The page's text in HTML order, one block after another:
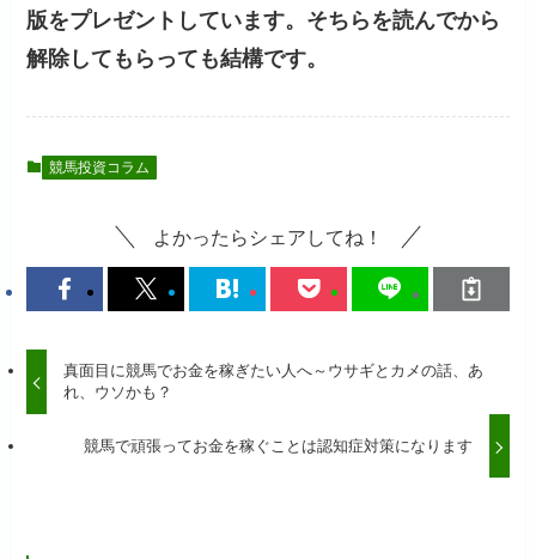
版をプレゼントしています。そちらを読んでから
解除してもらっても結構です。
競馬投資コラム
よかったらシェアしてね！
真面目に競馬でお金を稼ぎたい人へ～ウサギとカメの話、あ
れ、ウソかも？
競馬で頑張ってお金を稼ぐことは認知症対策になります